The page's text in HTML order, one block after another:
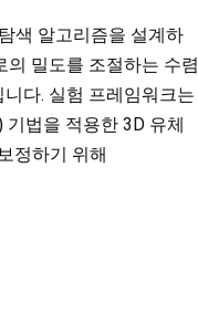
색 알고리즘을 설계하
의 밀도를 조절하는 수렴
다. 실험 프레임워크는
기법을 적용한 3D 유체
정하기 위해